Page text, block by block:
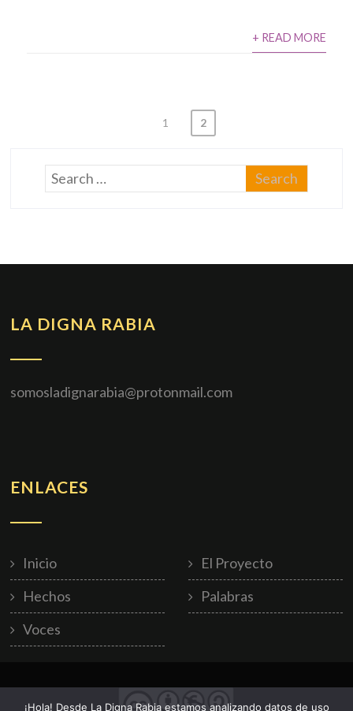
+ READ MORE
ENTRADAS
1 2
LA DIGNA RABIA
somosladignarabia@protonmail.com
ENLACES
Inicio
El Proyecto
Hechos
Palabras
Voces
¡Hola! Desde La Digna Rabia estamos analizando datos de uso